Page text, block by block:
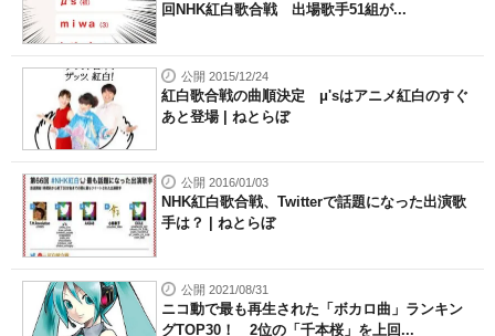
回NHK紅白歌合戦 出場歌手51組が...
公開 2015/12/24
紅白歌合戦の曲順決定 μ'sはアニメ紅白のすぐ
あと登場 | ねとらぼ
公開 2016/01/03
NHK紅白歌合戦、Twitterで話題になった出演歌
手は？ | ねとらぼ
公開 2021/08/31
ニコ動で最も再生された「ボカロ曲」ランキン
グTOP30！ 2位の「千本桜」を上回...